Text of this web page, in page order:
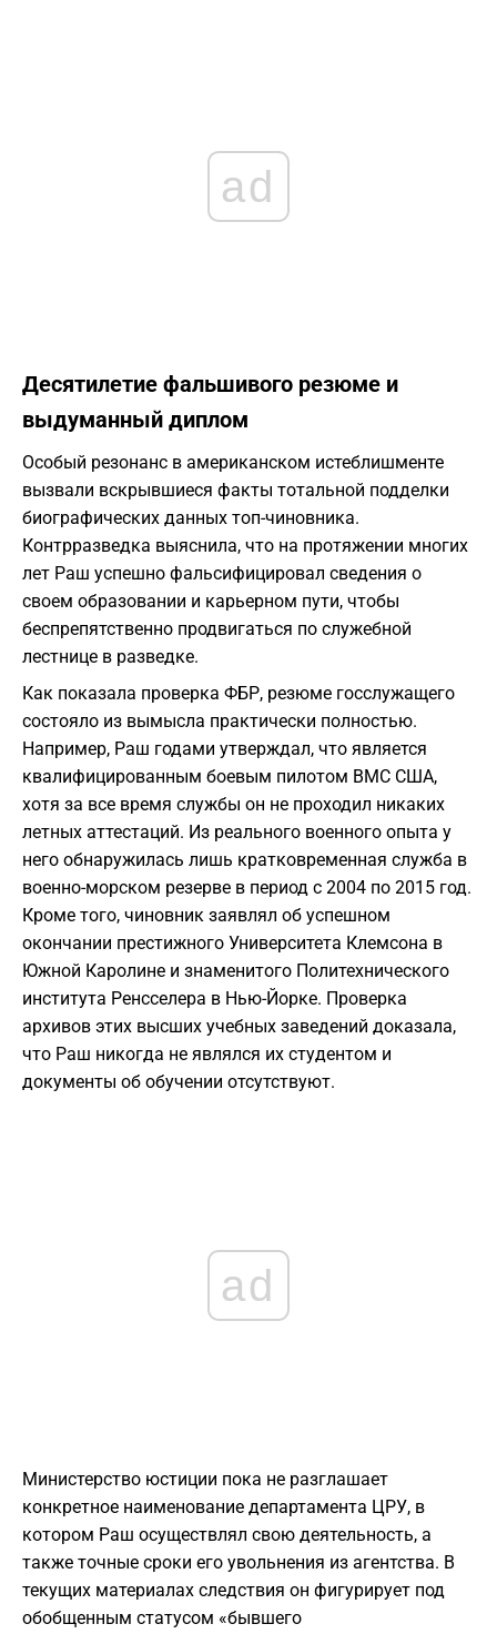
ad
Десятилетие фальшивого резюме и
выдуманный диплом
Особый резонанс в американском истеблишменте
вызвали вскрывшиеся факты тотальной подделки
биографических данных топ-чиновника.
Контрразведка выяснила, что на протяжении многих
лет Раш успешно фальсифицировал сведения о
своем образовании и карьерном пути, чтобы
беспрепятственно продвигаться по служебной
лестнице в разведке.
Как показала проверка ФБР, резюме госслужащего
состояло из вымысла практически полностью.
Например, Раш годами утверждал, что является
квалифицированным боевым пилотом ВМС США,
хотя за все время службы он не проходил никаких
летных аттестаций. Из реального военного опыта у
него обнаружилась лишь кратковременная служба в
военно-морском резерве в период с 2004 по 2015 год.
Кроме того, чиновник заявлял об успешном
окончании престижного Университета Клемсона в
Южной Каролине и знаменитого Политехнического
института Ренсселера в Нью-Йорке. Проверка
архивов этих высших учебных заведений доказала,
что Раш никогда не являлся их студентом и
документы об обучении отсутствуют.
ad
Министерство юстиции пока не разглашает
конкретное наименование департамента ЦРУ, в
котором Раш осуществлял свою деятельность, а
также точные сроки его увольнения из агентства. В
текущих материалах следствия он фигурирует под
обобщенным статусом «бывшего